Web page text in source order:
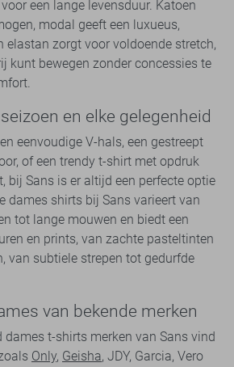
een lange levensduur. Katoen
modal geeft een luxueus,
elastan zorgt voor voldoende stretch,
kunt bewegen zonder concessies te
en elke gelegenheid
eenvoudige V-hals, een gestreept
of een trendy t-shirt met opdruk
bij Sans is er altijd een perfecte optie
dames shirts bij Sans varieert van
tot lange mouwen en biedt een
en prints, van zachte pasteltinten
van subtiele strepen tot gedurfde
van bekende merken
dames t-shirts merken van Sans vind
Only, Geisha, JDY, Garcia, Vero